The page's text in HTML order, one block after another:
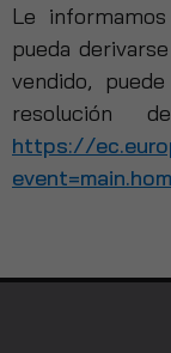
Le
pueda
vendido,
resolución
https://